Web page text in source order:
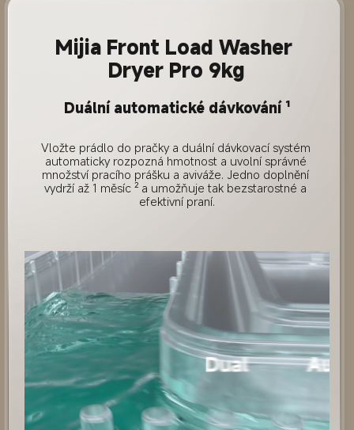
Mijia Front Load Washer
Dryer Pro 9kg
Duální automatické dávkování ¹
Vložte prádlo do pračky a duální dávkovací systém
automaticky rozpozná hmotnost a uvolní správné
množství pracího prášku a aviváže. Jedno doplnění
vydrží až 1 měsíc ² a umožňuje tak bezstarostné a
efektivní praní.